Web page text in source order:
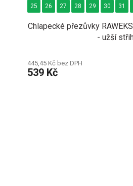
Chlapecké přezůvky
- užší
445,45 Kč bez DPH
539 Kč
25 26 27 28 29 30 31